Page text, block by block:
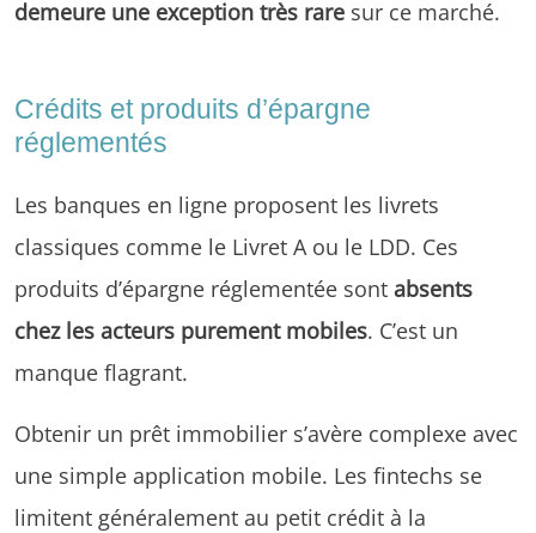
demeure une exception très rare sur ce marché.
Crédits et produits d’épargne
réglementés
Les banques en ligne proposent les livrets
classiques comme le Livret A ou le LDD. Ces
produits d’épargne réglementée sont absents
chez les acteurs purement mobiles. C’est un
manque flagrant.
Obtenir un prêt immobilier s’avère complexe avec
une simple application mobile. Les fintechs se
limitent généralement au petit crédit à la